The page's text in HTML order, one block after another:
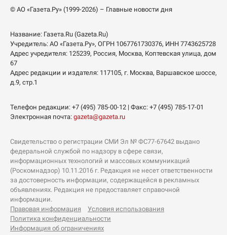
© АО «Газета.Ру» (1999-2026) – Главные новости дня
Название: Газета.Ru (Gazeta.Ru)
Учредитель: АО «Газета.Ру», ОГРН 1067761730376, ИНН 7743625728
Адрес учредителя: 125239, Россия, Москва, Коптевская улица, дом
67
Адрес редакции и издателя: 117105, г. Москва, Варшавское шоссе,
д.9, стр.1
Телефон редакции: +7 (495) 785-00-12 | Факс: +7 (495) 785-17-01
Электронная почта: gazeta@gazeta.ru
Свидетельство о регистрации СМИ Эл № ФС77-67642 выдано
федеральной службой по надзору в сфере связи,
информационных технологий и массовых коммуникаций
(Роскомнадзор) 10.11.2016 г. Редакция не несет ответственности
за достоверность информации, содержащейся в рекламных
объявлениях. Редакция не предоставляет справочной
информации.
Правовая информация
Условия использования
Политика конфиденциальности
Информация об ограничениях